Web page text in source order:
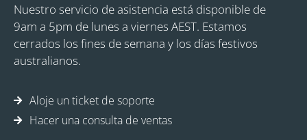
Nuestro servicio de asistencia está disponible de
9am a 5pm de lunes a viernes AEST. Estamos
cerrados los fines de semana y los días festivos
australianos.
Aloje un ticket de soporte
Hacer una consulta de ventas